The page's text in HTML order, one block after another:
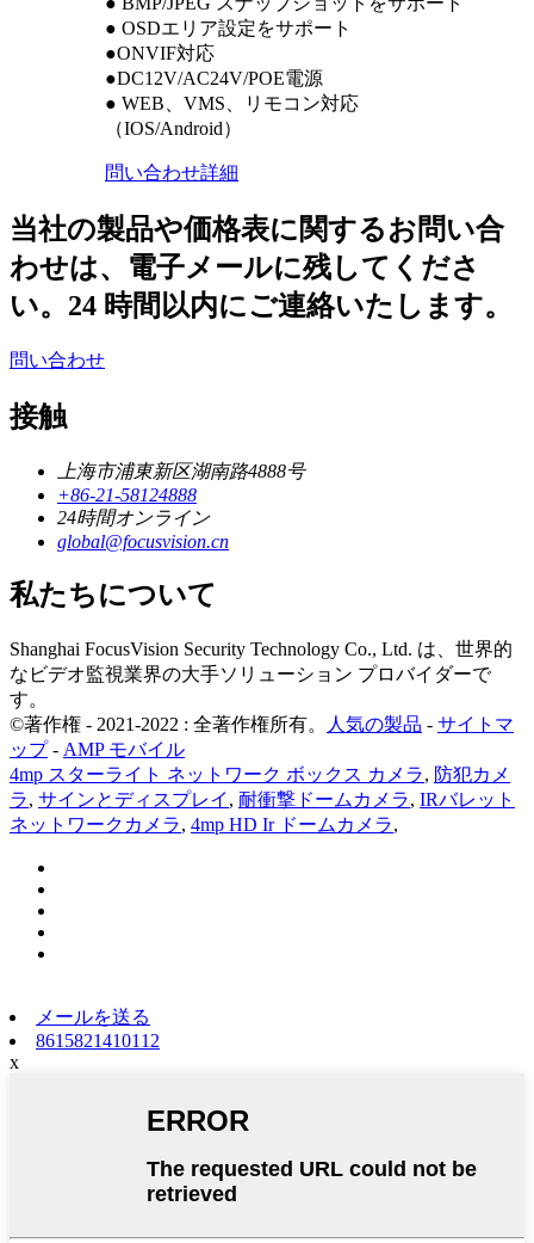
● OSDエリア設定をサポート
●ONVIF対応
●DC12V/AC24V/POE電源
● WEB、VMS、リモコン対応
（IOS/Android）
問い合わせ詳細
当社の製品や価格表に関するお問い合
わせは、電子メールに残してくださ
い。24 時間以内にご連絡いたします。
問い合わせ
接触
上海市浦東新区湖南路4888号
+86-21-58124888
24時間オンライン
global@focusvision.cn
私たちについて
Shanghai FocusVision Security Technology Co., Ltd. は、世界的
なビデオ監視業界の大手ソリューション プロバイダーで
す。
©著作権 - 2021-2022 : 全著作権所有。
人気の製品 - サイトマ
ップ- AMP モバイル
4mp スターライト ネットワーク ボックス カメラ, 防犯カメ
ラ, サインとディスプレイ , 耐衝撃ドームカメラ, IRバレット
ネットワークカメラ, 4mp HD Ir ドームカメラ,
メールを送る
8615821410112
x